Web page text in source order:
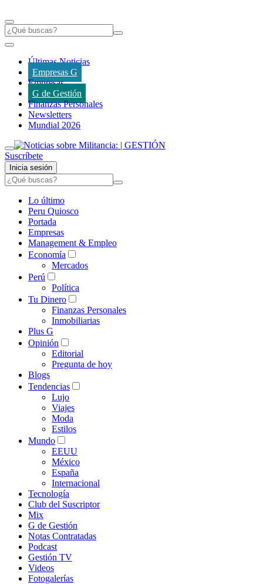
Últimas Noticias
Empresas G
Empresas
G de Gestión
Finanzas Personales
Newsletters
Mundial 2026
Suscríbete
Inicia sesión
Lo último
Peru Quiosco
Portada
Empresas
Management & Empleo
Economía
Mercados
Perú
Política
Tu Dinero
Finanzas Personales
Inmobiliarias
Plus G
Opinión
Editorial
Pregunta de hoy
Blogs
Tendencias
Lujo
Viajes
Moda
Estilos
Mundo
EEUU
México
España
Internacional
Tecnología
Club del Suscriptor
Mix
G de Gestión
Notas Contratadas
Podcast
Gestión TV
Videos
Fotogalerías